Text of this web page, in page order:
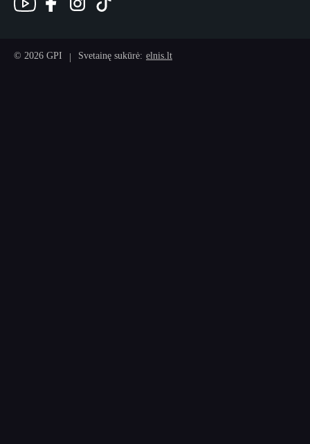
© 2026 GPI | Svetainę sukūrė: elnis.lt